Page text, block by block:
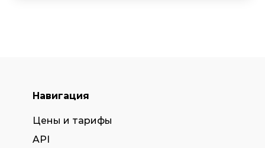
Навигация
Цены и тарифы
API